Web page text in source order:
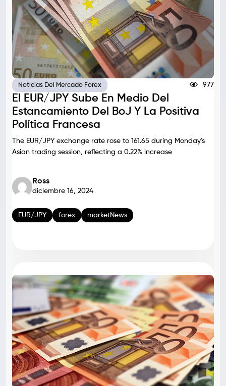
Noticias Del Mercado Forex 977
El EUR/JPY Sube En Medio Del
Estancamiento Del BoJ Y La Positiva
Política Francesa
The EUR/JPY exchange rate rose to 161.65 during Monday's
Asian trading session, reflecting a 0.22% increase
Ross
diciembre 16, 2024
EUR/JPY forex marketNews